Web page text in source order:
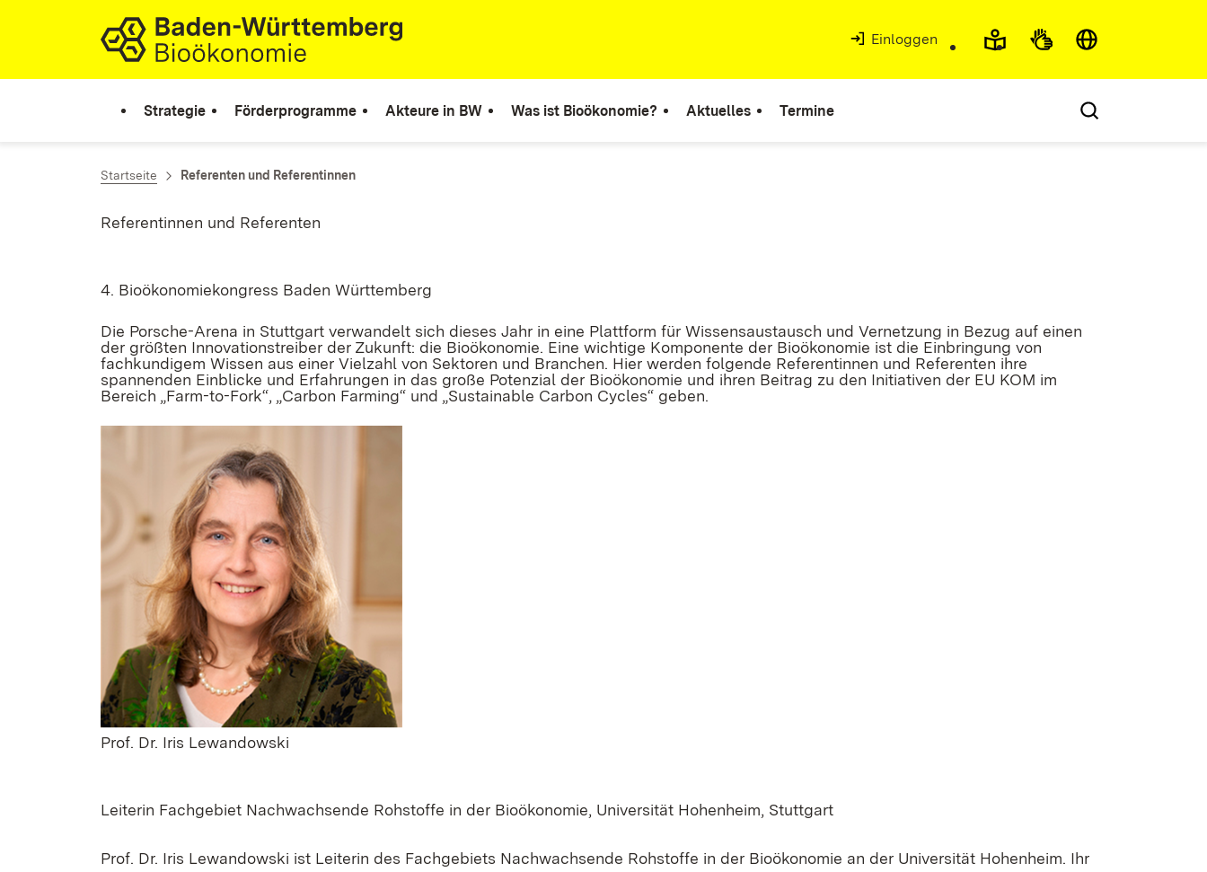
Zum Inhalt springen
Link zur Startseite
Einloggen
Strategie Förderprogramme Akteure in BW Was ist Bioökonomie? Aktuelles Termine
Startseite Referenten und Referentinnen
Referentinnen und Referenten
4. Bioökonomiekongress Baden Württemberg
Die Porsche-Arena in Stuttgart verwandelt sich dieses Jahr in eine Plattform für Wissensaustausch und Vernetzung in Bezug auf einen
der größten Innovationstreiber der Zukunft: die Bioökonomie. Eine wichtige Komponente der Bioökonomie ist die Einbringung von
fachkundigem Wissen aus einer Vielzahl von Sektoren und Branchen. Hier werden folgende Referentinnen und Referenten ihre
spannenden Einblicke und Erfahrungen in das große Potenzial der Bioökonomie und ihren Beitrag zu den Initiativen der EU KOM im
Bereich „Farm-to-Fork“, „Carbon Farming“ und „Sustainable Carbon Cycles“ geben.
Prof. Dr. Iris Lewandowski
Leiterin Fachgebiet Nachwachsende Rohstoffe in der Bioökonomie, Universität Hohenheim, Stuttgart
Prof. Dr. Iris Lewandowski ist Leiterin des Fachgebiets Nachwachsende Rohstoffe in der Bioökonomie an der Universität Hohenheim. Ihr